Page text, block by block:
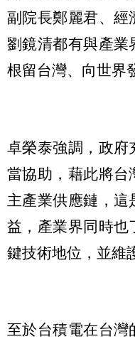
副院長鄭麗君、經
劉鏡清都有與產業
根留台灣、向世界
卓榮泰強調，政府
當協助，藉此將台
主產業供應鏈，這
益，產業界同時也
鍵技術地位，並維
至於台積電在台灣